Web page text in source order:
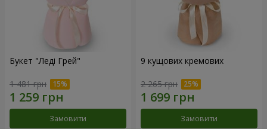
Букет "Леді Грей"
1 481 грн
Замовити
9 кущових кремових
2 265 грн
Замовити